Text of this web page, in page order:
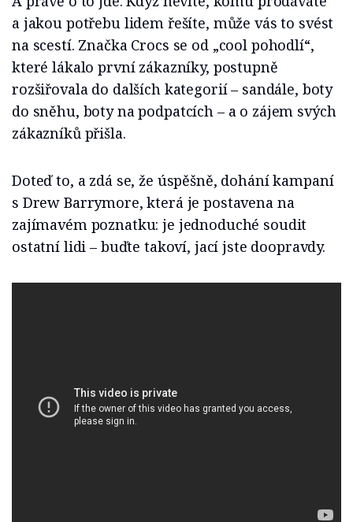
a jakou potřebu lidem řešíte, může vás to svést
na scestí. Značka Crocs se od „cool pohodlí“,
které lákalo první zákazníky, postupně
rozšiřovala do dalších kategorií – sandále, boty
do sněhu, boty na podpatcích – a o zájem svých
zákazníků přišla.
Doteď to, a zdá se, že úspěšně, dohání kampaní
s Drew Barrymore, která je postavena na
zajímavém poznatku: je jednoduché soudit
ostatní lidi – buďte takoví, jací jste doopravdy.